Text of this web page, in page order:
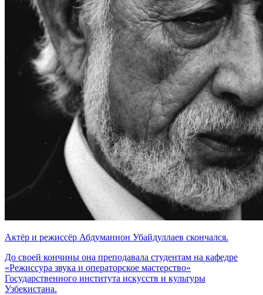
Актёр и режиссёр Абдуманнон Убайдуллаев скончался.
До своей кончины она преподавала студентам на кафедре
«Режиссура звука и операторское мастерство»
Государственного института искусств и культуры
Узбекистана.